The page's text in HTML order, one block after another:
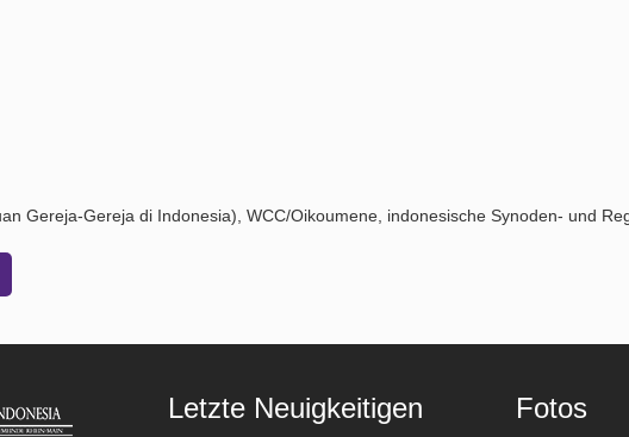
Gereja-Gereja di Indonesia), WCC/Oikoumene, indonesische Synoden- und
Letzte Neuigkeitigen Fotos